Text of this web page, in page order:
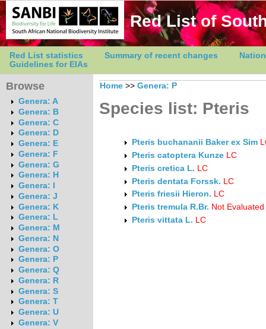
Red List of
Red List statistics Summary of recent changes
Guidelines for EIAs
Browse
Genera: A
Genera: B
Genera: C
Genera: D
Genera: E
Genera: F
Genera: G
Genera: H
Genera: I
Genera: J
Genera: K
Genera: L
Genera: M
Genera: N
Genera: O
Genera: P
Genera: Q
Genera: R
Genera: S
Genera: T
Genera: U
Genera: V
Home >> Genera: P
Species list: Pteris
Pteris buchananii Baker ex Sim
Pteris catoptera Kunze LC
Pteris cretica L.
LC
Pteris dentata Forssk. LC
Pteris friesii Hieron. LC
Pteris tremula R.Br. Not Evaluated
Pteris vittata L.
LC